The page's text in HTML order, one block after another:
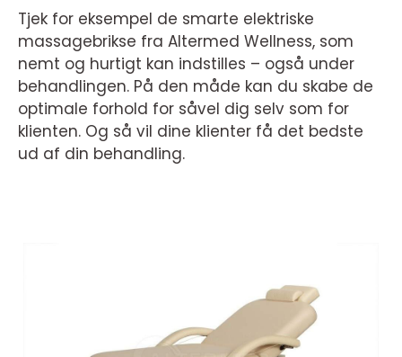
Tjek for eksempel de smarte elektriske
massagebrikse fra Altermed Wellness, som
nemt og hurtigt kan indstilles – også under
behandlingen. På den måde kan du skabe de
optimale forhold for såvel dig selv som for
klienten. Og så vil dine klienter få det bedste
ud af din behandling.